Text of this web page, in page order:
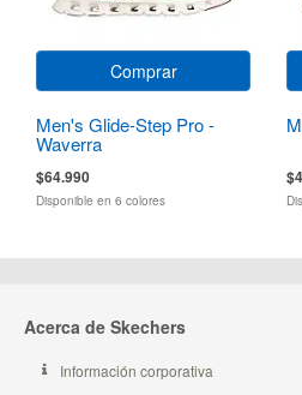
Comprar
Men's Glide-Step Pro -
Waverra
$64.990
Disponible en 6 colores
Acerca de Skechers
Información corporativa